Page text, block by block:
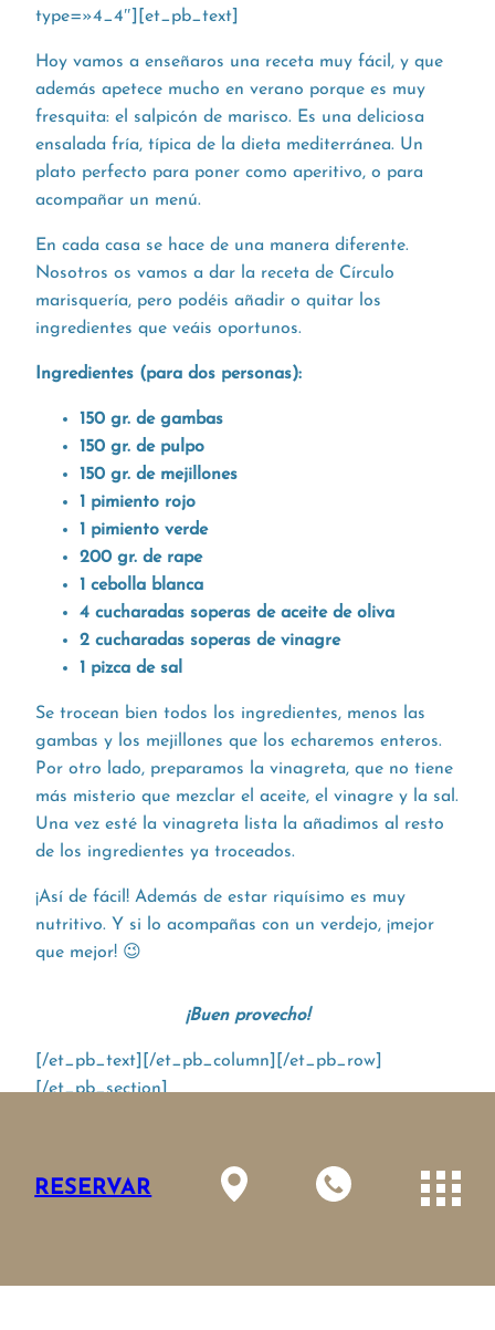
RESERVAR
type=»4_4″][et_pb_text]
Hoy vamos a enseñaros una receta muy fácil, y que
además apetece mucho en verano porque es muy
fresquita: el salpicón de marisco. Es una deliciosa
ensalada fría, típica de la dieta mediterránea. Un
plato perfecto para poner como aperitivo, o para
acompañar un menú.
En cada casa se hace de una manera diferente.
Nosotros os vamos a dar la receta de Círculo
marisquería, pero podéis añadir o quitar los
ingredientes que veáis oportunos.
Ingredientes (para dos personas):
150 gr. de gambas
150 gr. de pulpo
150 gr. de mejillones
1 pimiento rojo
1 pimiento verde
200 gr. de rape
1 cebolla blanca
4 cucharadas soperas de aceite de oliva
2 cucharadas soperas de vinagre
1 pizca de sal
Se trocean bien todos los ingredientes, menos las
gambas y los mejillones que los echaremos enteros.
Por otro lado, preparamos la vinagreta, que no tiene
más misterio que mezclar el aceite, el vinagre y la sal.
Una vez esté la vinagreta lista la añadimos al resto
de los ingredientes ya troceados.
¡Así de fácil! Además de estar riquísimo es muy
nutritivo. Y si lo acompañas con un verdejo, ¡mejor
que mejor! 😉
¡Buen provecho!
[/et_pb_text][/et_pb_column][/et_pb_row]
[/et_pb_section]
SIGUIENTE